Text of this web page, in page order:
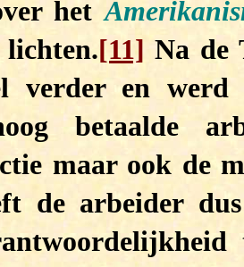
het
lichten.[11] Na de
verder en werd
betaalde
maar ook de
de arbeider